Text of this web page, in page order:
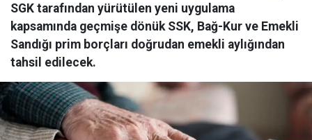
SGK tarafından yürütülen yeni uygulama
kapsamında geçmişe dönük SSK, Bağ-Kur ve Emekli
Sandığı prim borçları doğrudan emekli aylığından
tahsil edilecek.